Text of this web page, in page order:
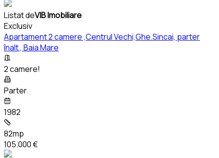
Listat deVIB Imobiliare
Exclusiv
Apartament 2 camere ,Centrul Vechi,Ghe.Sincai, parter
înalt , Baia Mare
2 camere!
Parter
1982
82mp
105.000 €